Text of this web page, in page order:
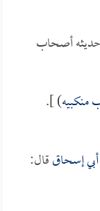
أصحاب
) ].
أبي إسحاققال: